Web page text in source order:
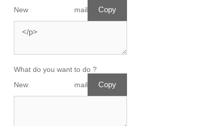
New mail
Copy
What do you want to do ?
New mail
Copy